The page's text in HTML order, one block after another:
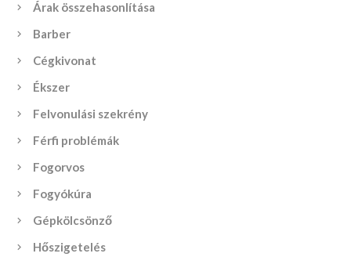
Árak összehasonlítása
Barber
Cégkivonat
Ékszer
Felvonulási szekrény
Férfi problémák
Fogorvos
Fogyókúra
Gépkölcsönző
Hőszigetelés